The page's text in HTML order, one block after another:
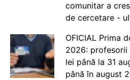
comunitar a
de cercetare -
OFICIAL Prima
2026: profesorii
lei până la 31
până în august